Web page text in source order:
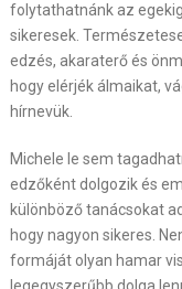
folytathatnánk az
sikeresek.
edzés, akaraterő és
hogy elérjék álmaikat,
hírnevük.
Michele le sem
edzőként dolgozik és
különböző tanácsokat
hogy nagyon sikeres.
formáját olyan hamar